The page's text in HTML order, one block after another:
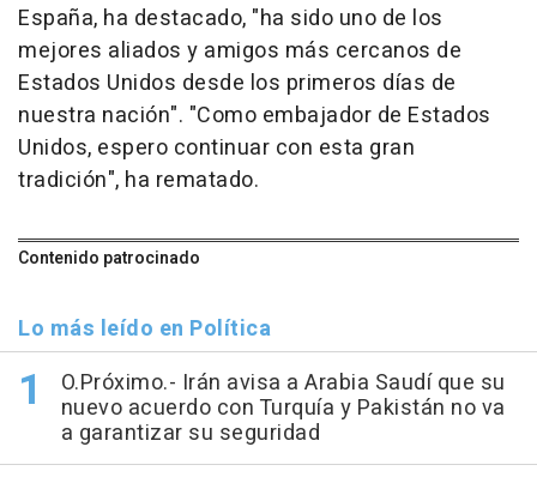
España, ha destacado, "ha sido uno de los
mejores aliados y amigos más cercanos de
Estados Unidos desde los primeros días de
nuestra nación". "Como embajador de Estados
Unidos, espero continuar con esta gran
tradición", ha rematado.
Contenido patrocinado
Lo más leído en Política
O.Próximo.- Irán avisa a Arabia Saudí que su
nuevo acuerdo con Turquía y Pakistán no va
a garantizar su seguridad